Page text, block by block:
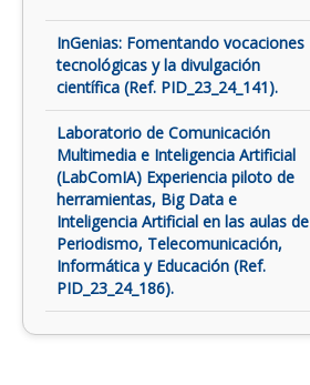
InGenias: Fomentando vocaciones
tecnológicas y la divulgación
científica (Ref. PID_23_24_141).
Laboratorio de Comunicación
Multimedia e Inteligencia Artificial
(LabComIA) Experiencia piloto de
herramientas, Big Data e
Inteligencia Artificial en las aulas de
Periodismo, Telecomunicación,
Informática y Educación (Ref.
PID_23_24_186).